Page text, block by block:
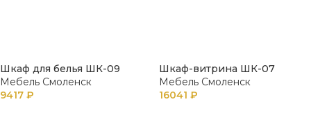
Шкаф для белья ШК-09
Мебель Смоленск
9417 ₽
Шкаф-витрина ШК-07
Мебель Смоленск
16041 ₽